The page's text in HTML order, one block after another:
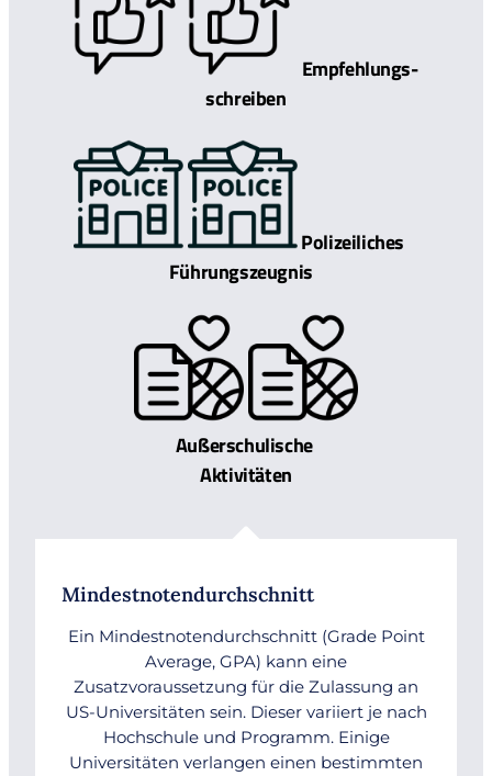
Empfehlungs-
schreiben
Polizeiliches
Führungszeugnis
Außerschulische
Aktivitäten
Mindestnotendurchschnitt
Ein Mindestnotendurchschnitt (Grade Point
Average, GPA) kann eine
Zusatzvoraussetzung für die Zulassung an
US-Universitäten sein. Dieser variiert je nach
Hochschule und Programm. Einige
Universitäten verlangen einen bestimmten